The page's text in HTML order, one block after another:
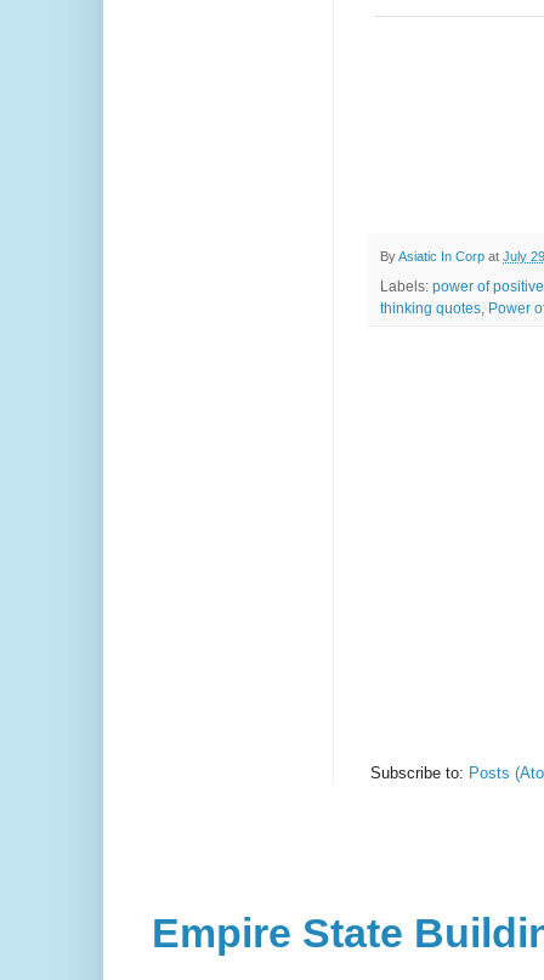
ByAsiatic In Corp at July
Labels: power of
thinking quotes, Power
Subscribe to: Posts
Empire State